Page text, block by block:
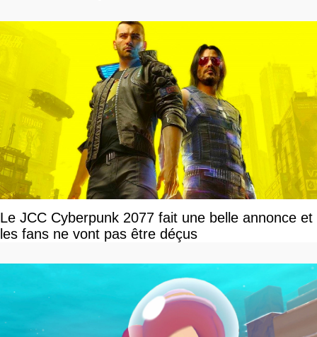
Le JCC Cyberpunk 2077 fait une belle annonce et
les fans ne vont pas être déçus